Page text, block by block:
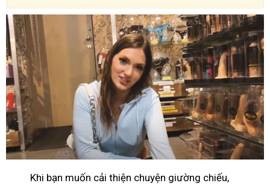
Khi bạn muốn cải thiện chuyện giường chiếu,